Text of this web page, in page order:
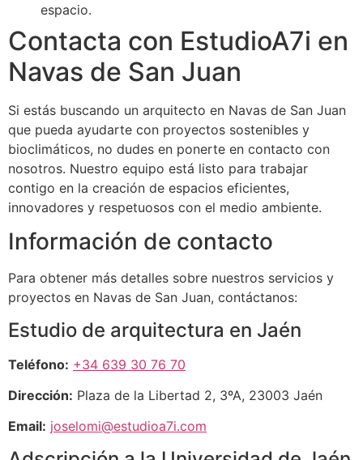
espacio.
Contacta con EstudioA7i en
Navas de San Juan
Si estás buscando un arquitecto en Navas de San Juan
que pueda ayudarte con proyectos sostenibles y
bioclimáticos, no dudes en ponerte en contacto con
nosotros. Nuestro equipo está listo para trabajar
contigo en la creación de espacios eficientes,
innovadores y respetuosos con el medio ambiente.
Información de contacto
Para obtener más detalles sobre nuestros servicios y
proyectos en Navas de San Juan, contáctanos:
Estudio de arquitectura en Jaén
Teléfono: +34 639 30 76 70
Dirección: Plaza de la Libertad 2, 3ºA, 23003 Jaén
Email: joselomi@estudioa7i.com